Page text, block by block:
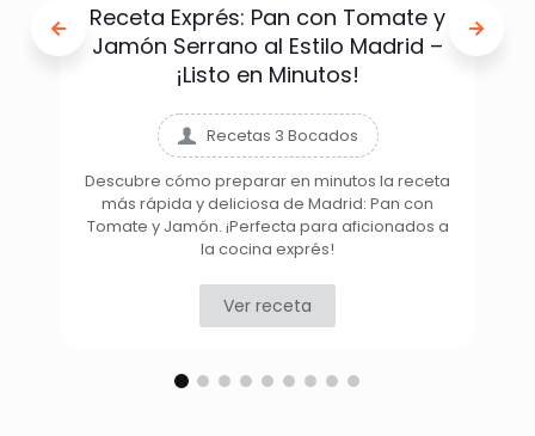
Receta Exprés: Pan con Tomate y
Jamón Serrano al Estilo Madrid –
¡Listo en Minutos!
Recetas 3 Bocados
Descubre cómo preparar en minutos la receta
más rápida y deliciosa de Madrid: Pan con
Tomate y Jamón. ¡Perfecta para aficionados a
la cocina exprés!
Ver receta